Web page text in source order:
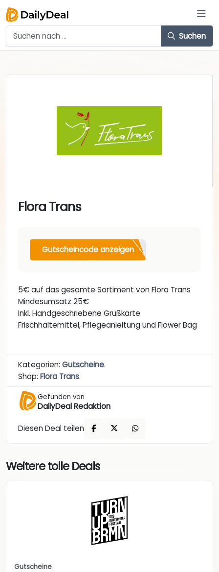
Suchen
Flora Trans
Gutscheincode anzeigen
5€ auf das gesamte Sortiment von Flora Trans
Mindesumsatz 25€
Inkl. Handgeschriebene Grußkarte
Frischhaltemittel, Pflegeanleitung und Flower Bag
Kategorien: Gutscheine.
Shop: Flora Trans.
Gefunden von
DailyDeal Redaktion
Diesen Deal teilen
Weitere tolle Deals
Gutscheine